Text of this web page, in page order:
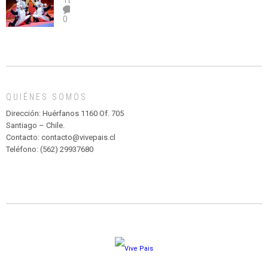
el
abuso”
TEATRO
Y
MADAGASCAR
PARQUE
HURATDO
0
QUIÉNES SOMOS
Dirección: Huérfanos 1160 Of. 705
Santiago – Chile.
Contacto: contacto@vivepais.cl
Teléfono: (562) 29937680